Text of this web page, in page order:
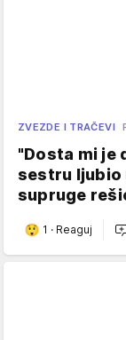
ZVEZDE I TRAČEVI
"Dosta mi je
sestru ljubio
supruge
1 · Reaguj